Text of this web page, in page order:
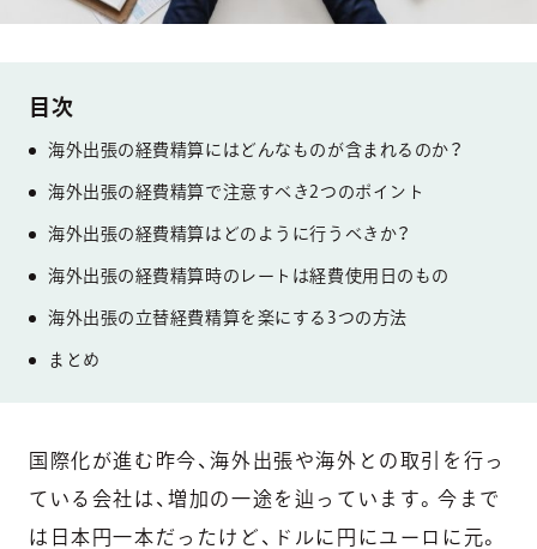
海外出張の経費精算にはどんなものが含まれるのか？
海外出張の経費精算で注意すべき2つのポイント
海外出張の経費精算はどのように行うべきか？
海外出張の経費精算時のレートは経費使用日のもの
海外出張の立替経費精算を楽にする3つの方法
まとめ
国際化が進む昨今、海外出張や海外との取引を行っ
ている会社は、増加の一途を辿っています。今まで
は日本円一本だったけど、ドルに円にユーロに元。